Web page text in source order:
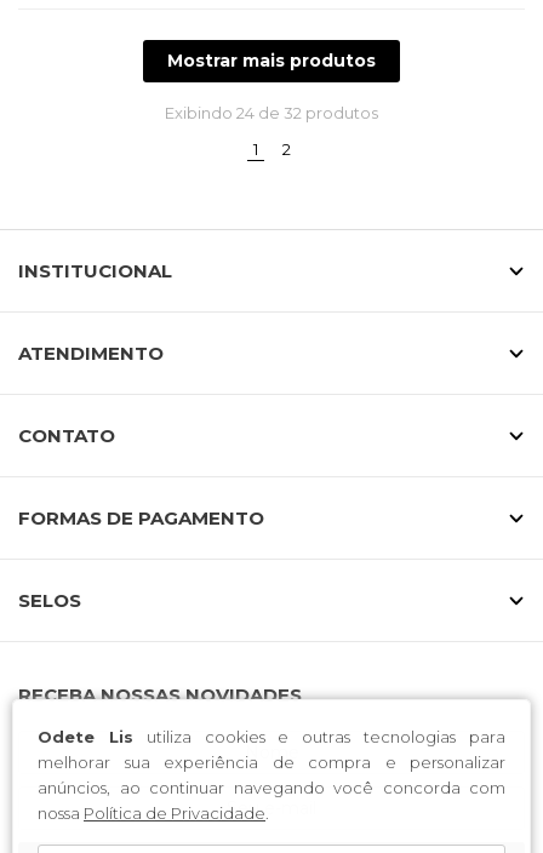
Odete Lis utiliza cookies e outras tecnologias para
melhorar sua experiência de compra e personalizar
anúncios, ao continuar navegando você concorda com
nossa Política de Privacidade
Mostrar mais produtos
Exibindo 24 de 32 produtos
1(current)
2
INSTITUCIONAL
ATENDIMENTO
CONTATO
FORMAS DE PAGAMENTO
SELOS
RECEBA NOSSAS NOVIDADES